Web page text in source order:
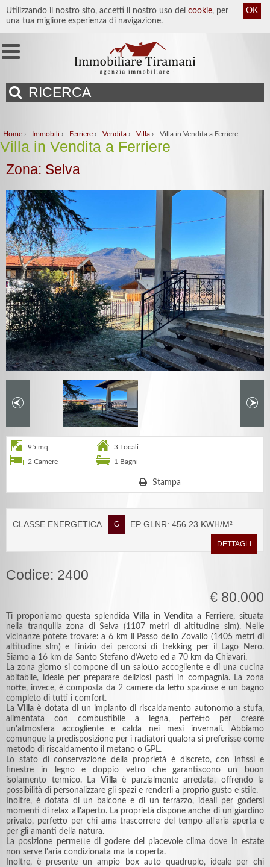
Utilizzando il nostro sito, accetti il nostro uso dei cookie, per
una tua migliore esperienza di navigazione.
OK
RICERCA
Home › Immobili › Ferriere › Vendita › Villa › Villa in Vendita a Ferriere
Villa in Vendita a Ferriere
Zona: Selva
95 mq
3 Locali
2 Camere
1 Bagni
Stampa
CLASSE ENERGETICA G EP GLNR: 456.23 KWH/M²
DETTAGLI
Codice: 2400
€ 80.000
Ti proponiamo questa splendidaVilla inVendita a Ferriere, situata
nella tranquilla zona di Selva (1107 metri di altitudine slm). Nelle
vicinanze potete trovare: a 6 km il Passo dello Zovallo (1405 metri di
altitudine slm) e l'inizio dei percorsi di trekking per il Lago Nero.
Siamo a 16 km da Santo Stefano d’Aveto ed a 70 km da Chiavari.
La zona giorno si compone di un salotto accogliente e di una cucina
abitabile, ideale per preparare deliziosi pasti in compagnia. La zona
notte, invece, è composta da 2 camere da letto spaziose e un bagno
completo di tutti i comfort.
LaVilla è dotata di un impianto di riscaldamento autonomo a stufa,
alimentata con combustibile a legna, perfetto per creare
un'atmosfera accogliente e calda nei mesi invernali. Abbiamo
comunque la predisposizione per i radiatori qualora si preferisse come
metodo di riscaldamento il metano o GPL.
Lo stato di conservazione della proprietà è discreto, con infissi e
finestre in legno e doppio vetro che garantiscono un buon
isolamento termico. La Villaè parzialmente arredata, offrendo la
possibilità di personalizzare gli spazi e renderli a proprio gusto e stile.
Inoltre, è dotata di un balcone e di un terrazzo, ideali per godersi
momenti di relax all'aperto. La proprietà dispone anche di un giardino
privato, perfetto per chi ama trascorrere del tempo all'aria aperta e
per gli amanti della natura.
La posizione permette di godere del piacevole clima dove in estate
non serve l'aria condizionata ma la coperta.
Inoltre, è presente un ampio box auto quadruplo, ideale per chi